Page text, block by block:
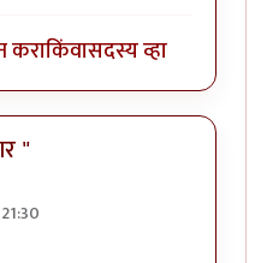
कराकिंवासदस्य व्हा
"